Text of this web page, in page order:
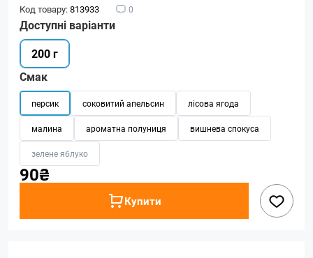
Код товару:813933 0
Доступні варіанти
200 г
Смак
персик соковитий апельсин лісова ягода
малина ароматна полуниця вишнева спокуса
зелене яблуко
90₴
Купити